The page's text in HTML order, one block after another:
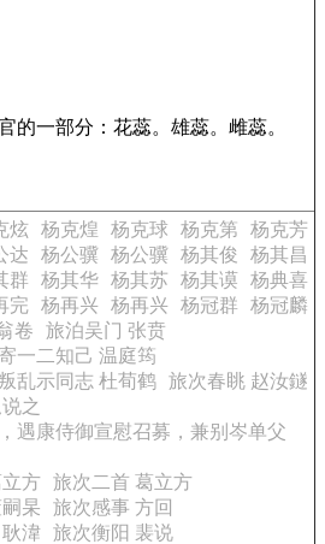
的一部分：花蕊。雄蕊。雌蕊。
炫 杨克煌 杨克球 杨克第
杨克芳
达 杨公骥 杨公骥 杨其俊
杨其昌
群 杨其华 杨其苏 杨其谟 杨典喜
完 杨再兴 杨再兴 杨冠群
杨冠麟
卷
旅泊吴门 张贲
一二知己 温庭筠
乱示同志 杜荀鹤 旅次春眺 赵汝鐩
之
遇康侍御宣慰召募，兼别岑单父
方 旅次二首 葛立方
杲
旅次感事 方回
湋 旅次衡阳 裴说